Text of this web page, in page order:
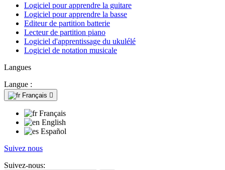
Logiciel pour apprendre la guitare
Logiciel pour apprendre la basse
Editeur de partition batterie
Lecteur de partition piano
Logiciel d'apprentissage du ukulélé
Logiciel de notation musicale
Langues
Langue :
Français 
Français
English
Español
Suivez nous
Suivez-nous: